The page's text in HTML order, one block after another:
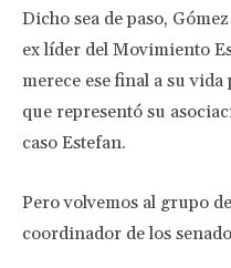
Dicho sea de paso,
ex líder del Movimiento
merece ese final a su
que representó su
caso Estefan.
Pero volvemos al grupo
coordinador de los